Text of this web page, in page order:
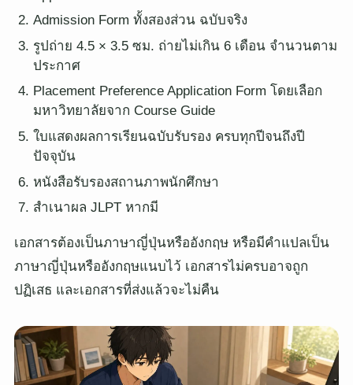
Admission Form ทั้งสองส่วน ฉบับจริง
รูปถ่าย 4.5 × 3.5 ซม. ถ่ายไม่เกิน 6 เดือน จำนวนตาม
ประกาศ
Placement Preference Application Form โดยเลือก
มหาวิทยาลัยจาก Course Guide
ใบแสดงผลการเรียนฉบับรับรอง ครบทุกปีจนถึงปี
ปัจจุบัน
หนังสือรับรองสถานภาพนักศึกษา
สำเนาผล JLPT หากมี
เอกสารต้องเป็นภาษาญี่ปุ่นหรืออังกฤษ หรือมีคำแปลเป็น
ภาษาญี่ปุ่นหรืออังกฤษแนบไว้ เอกสารไม่ครบอาจถูก
ปฏิเสธ และเอกสารที่ส่งแล้วจะไม่คืน